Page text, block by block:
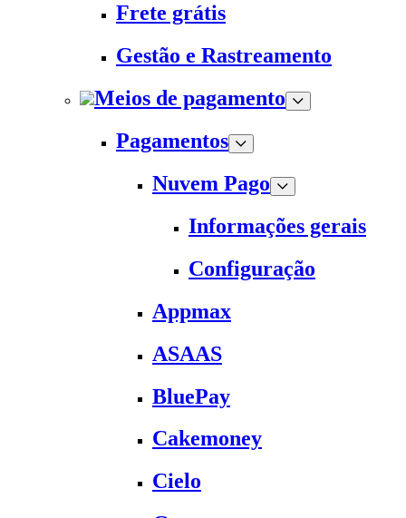
Frete grátis
Gestão e Rastreamento
Meios de pagamento
Pagamentos
Nuvem Pago
Informações gerais
Configuração
Appmax
ASAAS
BluePay
Cakemoney
Cielo